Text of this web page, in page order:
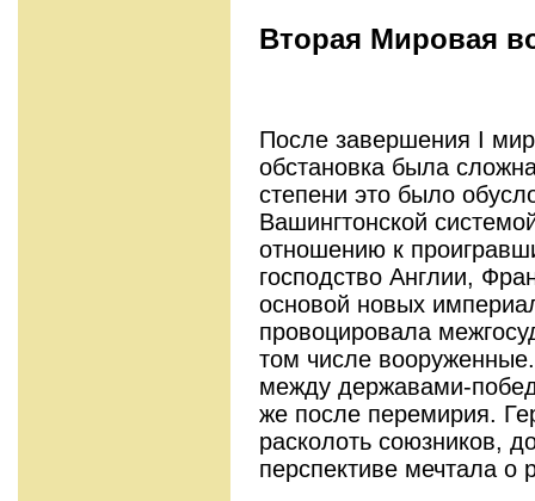
Вторая Мировая
После завершения I
обстановка была
степени это было
Вашингтонской
отношению к
господство Англии,
основой новых
провоцировала
том числе
между державами-
же после перемирия.
расколоть союзников,
перспективе мечтала